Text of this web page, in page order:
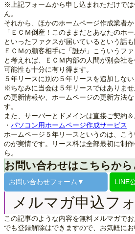
※上記フォームから申し込まれただけで
ん。
それから、ほかのホームページ作成業者か
「ＥＣＭ倒産！このままだとあなたのホ
といったファクスが届いているという話も
ＥＣＭの顧客相手に「誰が」こういうファ
と考えれば、ＥＣＭ内部の人間が別会社
可能性も十分に有り得ます。
５年リースに別の５年リースを追加しない
※ちなみに当会は５年リースではありま
の更新情報や、ホームページの更新方法
す。
また、サーバーとドメインは直接ご契約＆
・ パソコン用ホームページ作成サービス
ホームページ５年リースというのは、こ
のが実情です。リース料は全部最初に制
ら。
お問い合わせはこちらか
お問い合わせフォーム▼ LINE
メルマガ申込フ
この記事のような内容を無料メルマガで
でも登録解除はできますので、お気軽にお